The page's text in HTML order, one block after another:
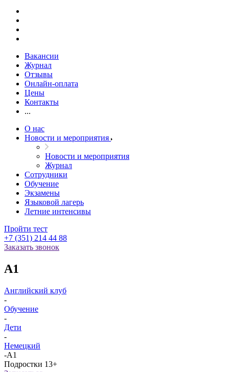
Вакансии
Журнал
Отзывы
Онлайн-оплата
Цены
Контакты
...
О нас
Новости и мероприятия
Новости и мероприятия
Журнал
Сотрудники
Обучение
Экзамены
Языковой лагерь
Летние интенсивы
Пройти тест
+7 (351) 214 44 88
Заказать звонок
A1
Английский клуб
-
Обучение
-
Дети
-
Немецкий
-A1
Подростки 13+